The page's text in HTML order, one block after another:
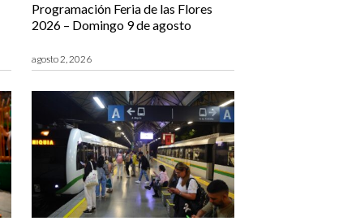
Programación Feria de las Flores
2026 – Domingo 9 de agosto
agosto 2, 2026